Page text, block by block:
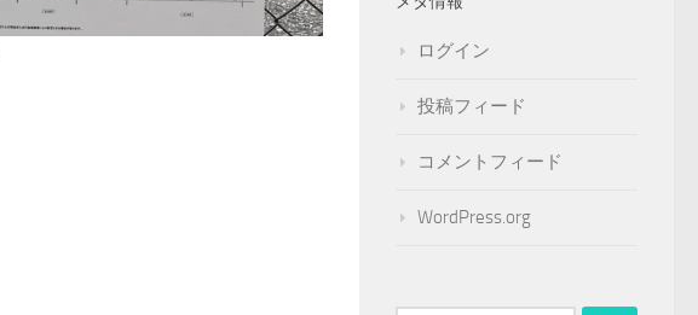
ログイン
投稿フィード
コメントフィード
WordPress.org